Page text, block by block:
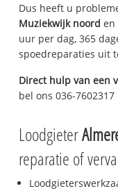
Dus heeft u
Muziekwijk noord en
uur per dag, 365
spoedreparaties uit
Direct hulp van een
bel ons 036-7602317
Loodgieter
reparatie of